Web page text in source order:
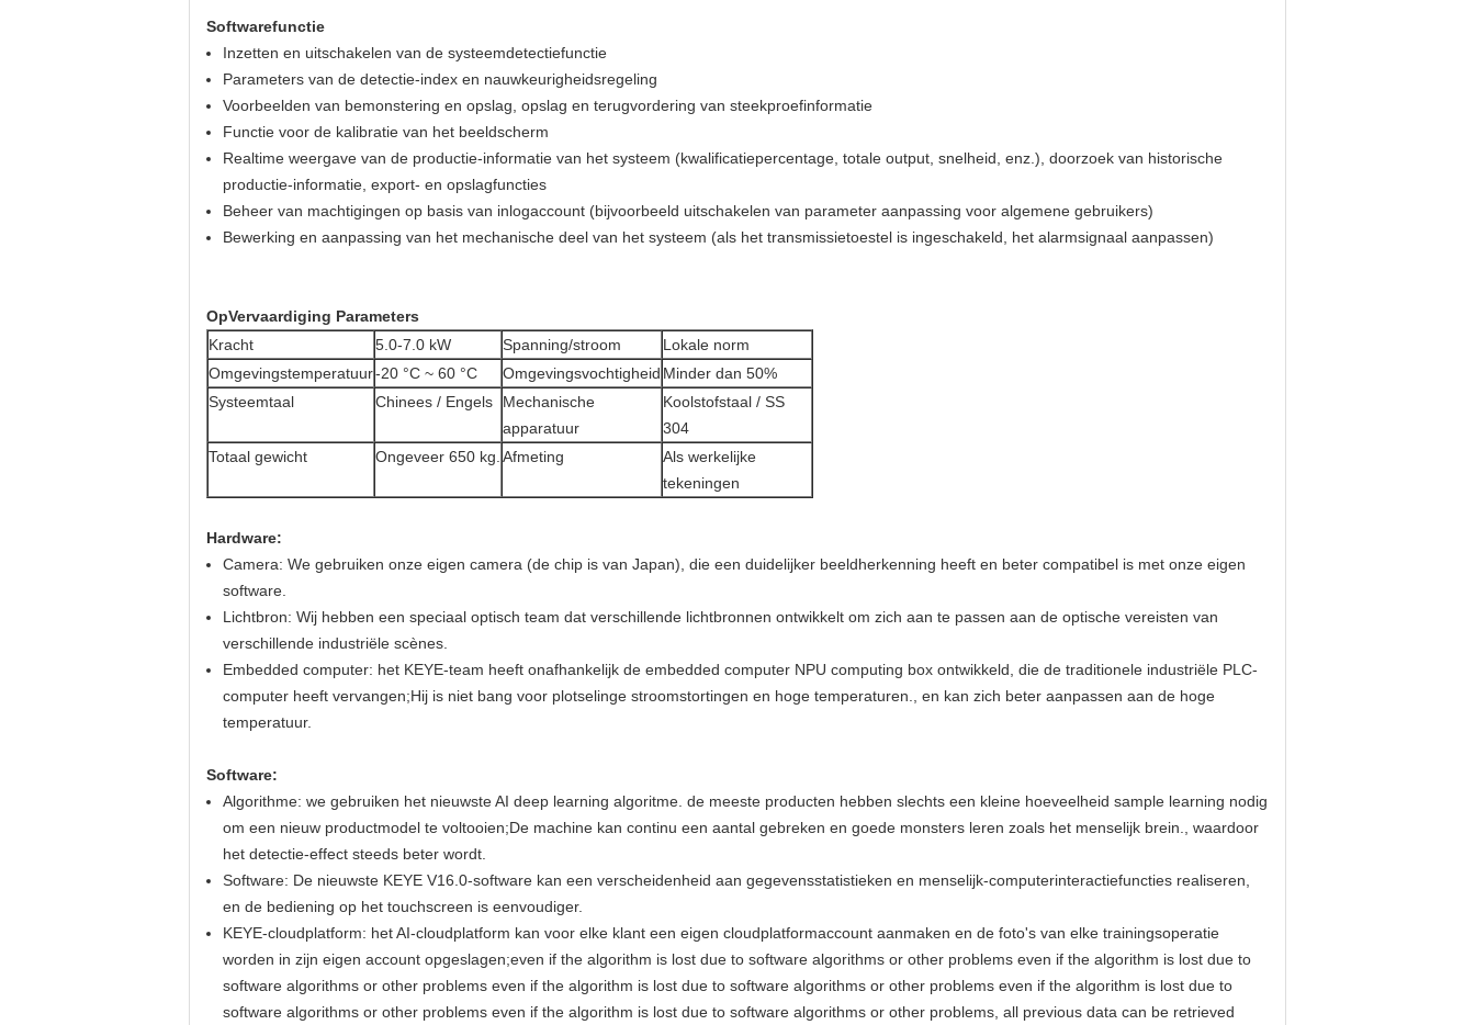
Softwarefunctie
Inzetten en uitschakelen van de systeemdetectiefunctie
Parameters van de detectie-index en nauwkeurigheidsregeling
Voorbeelden van bemonstering en opslag, opslag en terugvordering van steekproefinformatie
Functie voor de kalibratie van het beeldscherm
Realtime weergave van de productie-informatie van het systeem (kwalificatiepercentage, totale output, snelheid, enz.), doorzoek van historische
productie-informatie, export- en opslagfuncties
Beheer van machtigingen op basis van inlogaccount (bijvoorbeeld uitschakelen van parameter aanpassing voor algemene gebruikers)
Bewerking en aanpassing van het mechanische deel van het systeem (als het transmissietoestel is ingeschakeld, het alarmsignaal aanpassen)
OpVervaardiging Parameters
Kracht
5.0-7.0 kW Spanning/stroom
Lokale norm
Omgevingstemperatuur-20 °C ~ 60 °C Omgevingsvochtigheid Minder dan 50%
Systeemtaal
Chinees / Engels
Mechanische
apparatuur
Koolstofstaal / SS
304
Totaal gewicht
Ongeveer 650 kg.Afmeting
Als werkelijke
tekeningen
Hardware:
Camera: We gebruiken onze eigen camera (de chip is van Japan), die een duidelijker beeldherkenning heeft en beter compatibel is met onze eigen
software.
Lichtbron: Wij hebben een speciaal optisch team dat verschillende lichtbronnen ontwikkelt om zich aan te passen aan de optische vereisten van
verschillende industriële scènes.
Embedded computer: het KEYE-team heeft onafhankelijk de embedded computer NPU computing box ontwikkeld, die de traditionele industriële PLC-
computer heeft vervangen;Hij is niet bang voor plotselinge stroomstortingen en hoge temperaturen., en kan zich beter aanpassen aan de hoge
temperatuur.
Software:
Algorithme: we gebruiken het nieuwste AI deep learning algoritme. de meeste producten hebben slechts een kleine hoeveelheid sample learning nodig
om een nieuw productmodel te voltooien;De machine kan continu een aantal gebreken en goede monsters leren zoals het menselijk brein., waardoor
het detectie-effect steeds beter wordt.
Software: De nieuwste KEYE V16.0-software kan een verscheidenheid aan gegevensstatistieken en menselijk-computerinteractiefuncties realiseren,
en de bediening op het touchscreen is eenvoudiger.
KEYE-cloudplatform: het AI-cloudplatform kan voor elke klant een eigen cloudplatformaccount aanmaken en de foto's van elke trainingsoperatie
worden in zijn eigen account opgeslagen;even if the algorithm is lost due to software algorithms or other problems even if the algorithm is lost due to
software algorithms or other problems even if the algorithm is lost due to software algorithms or other problems even if the algorithm is lost due to
software algorithms or other problems even if the algorithm is lost due to software algorithms or other problems, all previous data can be retrieved